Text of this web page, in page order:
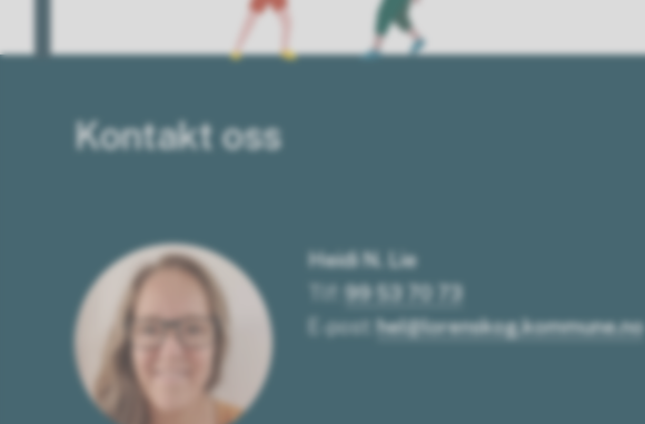
Kontakt oss
Heidi N. Lie
99 53 70 73
E-post: hel@lorenskog.kommune.no